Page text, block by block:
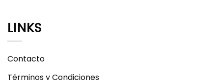
LINKS
Contacto
Términos y Condiciones